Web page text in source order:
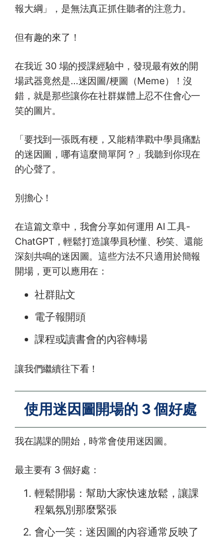
報大綱」，是無法真正抓住聽者的注意力。
但有趣的來了！
在我近 30 場的授課經驗中，發現最有效的開
場武器竟然是…迷因圖/梗圖（Meme）！沒
錯，就是那些讓你在社群媒體上忍不住會心一
笑的圖片。
「要找到一張既有梗，又能精準戳中學員痛點
的迷因圖，哪有這麼簡單阿？」我聽到你現在
的心聲了。
別擔心！
在這篇文章中，我會分享如何運用 AI 工具-
ChatGPT，輕鬆打造讓學員秒懂、秒笑、還能
深刻共鳴的迷因圖。這些方法不只適用於簡報
開場，更可以應用在：
社群貼文
電子報開頭
課程或讀書會的內容轉場
讓我們繼續往下看！
使用迷因圖開場的 3 個好處
我在講課的開始，時常會使用迷因圖。
最主要有 3 個好處：
輕鬆開場：幫助大家快速放鬆，讓課
程氣氛別那麼緊張
會心一笑：迷因圖的內容通常反映了